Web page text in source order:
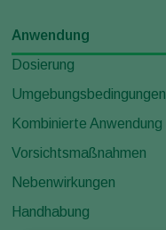
Anwendung
Dosierung
Umgebungsbedingungen
Kombinierte Anwendung
Vorsichtsmaßnahmen
Nebenwirkungen
Handhabung